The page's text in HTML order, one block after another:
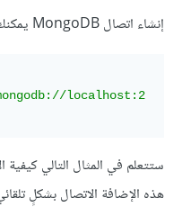
إنشاء اتصال MongoDB يمكنك استخدامه للاستعلام منه لاحقًا:
localhost:2
ستتعلم في المثال التالي كيفية
هذه الإضافة الاتصال بشكلٍ